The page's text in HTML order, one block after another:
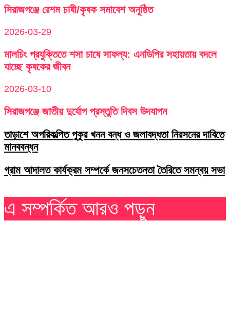
সিরাজগঞ্জে রেশম চাষী/কৃষক সমাবেশ অনুষ্ঠিত
2026-03-29
মালচিং প্রযুক্তিতে শসা চাষে সাফল্য: এনডিপির সহায়তায় বদলে
যাচ্ছে কৃষকের জীবন
2026-03-10
সিরাজগঞ্জে জাতীয় দুর্যোগ প্রস্তুতি দিবস উদযাপন
তাড়াশে অপরিকল্পিত পুকুর খনন বন্ধ ও জলাবদ্ধতা নিরসনের দাবিতে
মানববন্ধন
গ্রাম আদালত কার্যক্রম সম্পর্কে জনসচেতনতা তৈরিতে সমন্বয় সভা
এ সম্পর্কিত আরও পড়ুন